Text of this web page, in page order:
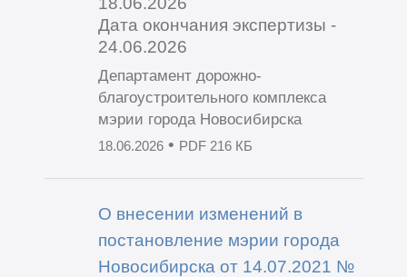
Дата окончания экспертизы -
24.06.2026
Департамент дорожно-
благоустроительного комплекса
мэрии города Новосибирска
18.06.2026• PDF 216 КБ
О внесении изменений в
постановление мэрии города
Новосибирска от 14.07.2021 №